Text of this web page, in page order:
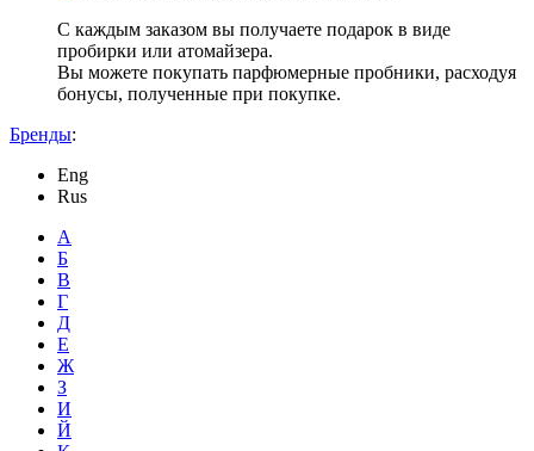
С каждым заказом вы получаете подарок в виде
пробирки или атомайзера.
Вы можете покупать парфюмерные пробники, расходуя
бонусы, полученные при покупке.
Бренды:
Eng
Rus
А
Б
В
Г
Д
Е
Ж
З
И
Й